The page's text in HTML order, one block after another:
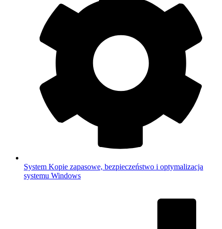
System Kopie zapasowe, bezpieczeństwo i optymalizacja
systemu Windows